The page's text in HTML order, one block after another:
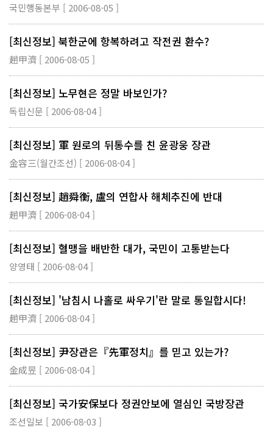
국민행동본부 [ 2006-08-05 ]
[최신정보] 북한군에 항복하려고 작전권 환수?
趙甲濟 [ 2006-08-05 ]
[최신정보] 노무현은 정말 바보인가?
독립신문 [ 2006-08-04 ]
[최신정보] 軍 원로의 뒤통수를 친 윤광웅 장관
金容三(월간조선) [ 2006-08-04 ]
[최신정보] 趙舜衡, 盧의 연합사 해체추진에 반대
趙甲濟 [ 2006-08-04 ]
[최신정보] 혈맹을 배반한 대가, 국민이 고통받는다
양영태 [ 2006-08-04 ]
[최신정보] '남침시 나홀로 싸우기'란 말로 통일합시다!
趙甲濟 [ 2006-08-04 ]
[최신정보] 尹장관은『先軍정치』를 믿고 있는가?
金成昱 [ 2006-08-04 ]
[최신정보] 국가安保보다 정권안보에 열심인 국방장관
조선일보 [ 2006-08-03 ]